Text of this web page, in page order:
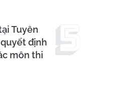
Tuyên
định
môn thi